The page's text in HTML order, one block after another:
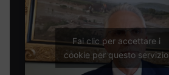
Fai clic per accettare i
cookie per questo servizio